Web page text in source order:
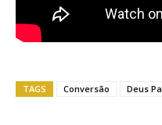
TAGS Conversão Deus